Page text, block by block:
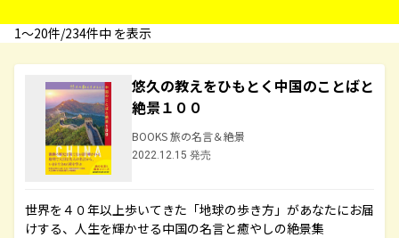
1〜20件/234件中 を表示
悠久の教えをひもとく中国のことばと
絶景１００
BOOKS 旅の名言＆絶景
2022.12.15 発売
世界を４０年以上歩いてきた「地球の歩き方」があなたにお届
けする、人生を輝かせる中国の名言と癒やしの絶景集